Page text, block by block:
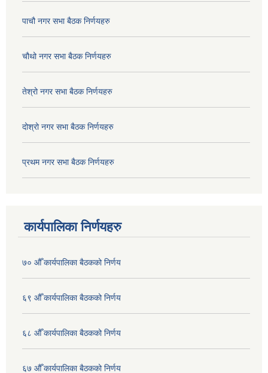
पाचौ नगर सभा बैठक निर्णयहरु
चौथो नगर सभा बैठक निर्णयहरु
तेश्रो नगर सभा बैठक निर्णयहरु
दोश्रो नगर सभा बैठक निर्णयहरु
प्रथम नगर सभा बैठक निर्णयहरु
कार्यपालिका निर्णयहरु
७० औँ कार्यपालिका बैठकको निर्णय
६९ औँ कार्यपालिका बैठकको निर्णय
६८ औँ कार्यपालिका बैठकको निर्णय
६७ औँ कार्यपालिका बैठकको निर्णय